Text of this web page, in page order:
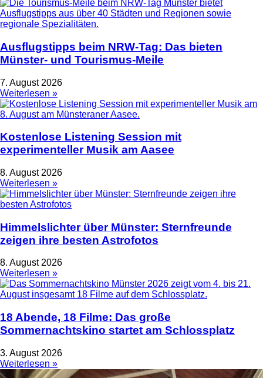
Ausflugstipps beim NRW-Tag: Das bieten
Münster- und Tourismus-Meile
7. August 2026
Weiterlesen »
Kostenlose Listening Session mit
experimenteller Musik am Aasee
8. August 2026
Weiterlesen »
Himmelslichter über Münster: Sternfreunde
zeigen ihre besten Astrofotos
8. August 2026
Weiterlesen »
18 Abende, 18 Filme: Das große
Sommernachtskino startet am Schlossplatz
3. August 2026
Weiterlesen »